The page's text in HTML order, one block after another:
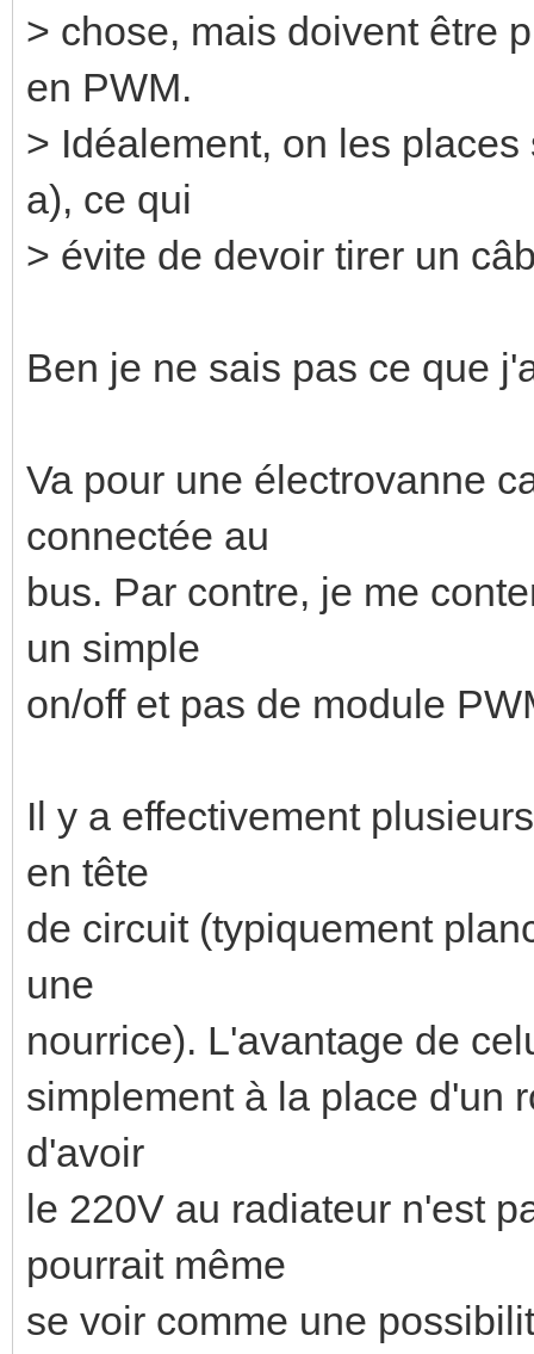
> chose, mais doivent être
en PWM.
> Idéalement, on les
a), ce qui
> évite de devoir tirer un
Ben je ne sais pas ce que
Va pour une électrovanne
connectée au
bus. Par contre, je me
un simple
on/off et pas de module
Il y a effectivement
en tête
de circuit (typiquement
une
nourrice). L'avantage de
simplement à la place d'un
d'avoir
le 220V au radiateur n'est
pourrait même
se voir comme une